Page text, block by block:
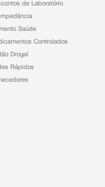
de Laboratório
Saúde
Controlados
Drogal
Rápidos